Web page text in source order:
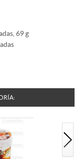
69 g